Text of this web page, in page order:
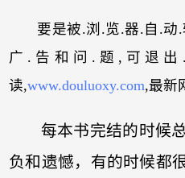
要是被.浏.览.器.自.动
广.告和问.题,可退
读,www.douluoxy.com,最新
每本书完结的时候
负和遗憾，有的时候都